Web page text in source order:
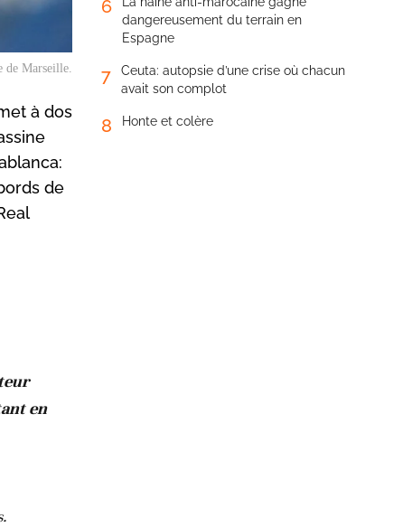
Marseille.
à dos
de
en
6
dangereusement du terrain en
Espagne
7
Ceuta: autopsie d’une crise où chacun
avait son complot
8 Honte et colère